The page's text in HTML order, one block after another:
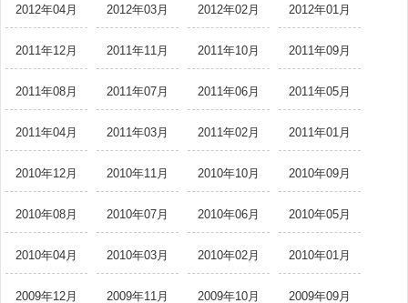
2012年04月 2012年03月 2012年02月 2012年01月
2011年12月 2011年11月 2011年10月 2011年09月
2011年08月 2011年07月 2011年06月 2011年05月
2011年04月 2011年03月 2011年02月 2011年01月
2010年12月 2010年11月 2010年10月 2010年09月
2010年08月 2010年07月 2010年06月 2010年05月
2010年04月 2010年03月 2010年02月 2010年01月
2009年12月 2009年11月 2009年10月 2009年09月